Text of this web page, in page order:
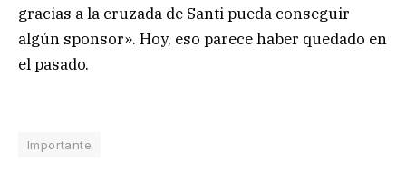
gracias a la cruzada de Santi pueda conseguir
algún sponsor». Hoy, eso parece haber quedado en
el pasado.
Importante